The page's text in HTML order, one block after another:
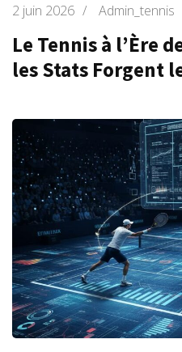
2 juin 2026 / Admin_tennis
Le Tennis à l’Ère
les Stats Forgent